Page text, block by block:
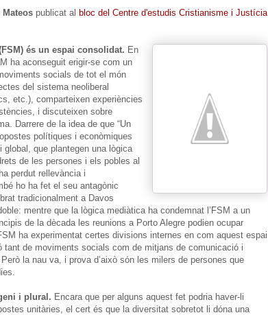
Mateos publicat al bloc del Centre d'estudis Cristianisme i Justícia
és un espai consolidat. En
ha aconseguit erigir-se com un
socials de tot el món
del sistema neoliberal
etc.), comparteixen experiències
i discuteixen sobre
Darrere de la idea de que “Un
polítiques i econòmiques
que plantegen una lògica
de les persones i els pobles al
perdut rellevància i
ho ha fet el seu antagònic
tradicionalment a Davos
mentre que la lògica mediàtica ha condemnat l’FSM a un
de la dècada les reunions a Porto Alegre podien ocupar
ha experimentat certes divisions internes en com aquest espai
tant de moviments socials com de mitjans de comunicació i
la nau va, i prova d’això són les milers de persones que
i plural. Encara que per alguns aquest fet podria haver-li
unitàries, el cert és que la diversitat sobretot li dóna una